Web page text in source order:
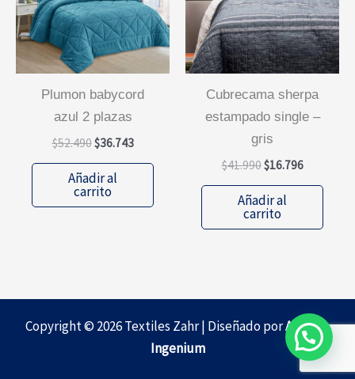
plumon babycord
azul 2 plazas
$52.490El
original
era:
$36.743El
actual
$36.743.
Añadir al
carrito
cubrecama sherpa
estampado single –
gris
$41.990El
original
era:
$16.796El
actual
$16.796.
Añadir al
carrito
Copyright © 2026 Textiles Zahr | Diseñado porAgencia
Ingenium